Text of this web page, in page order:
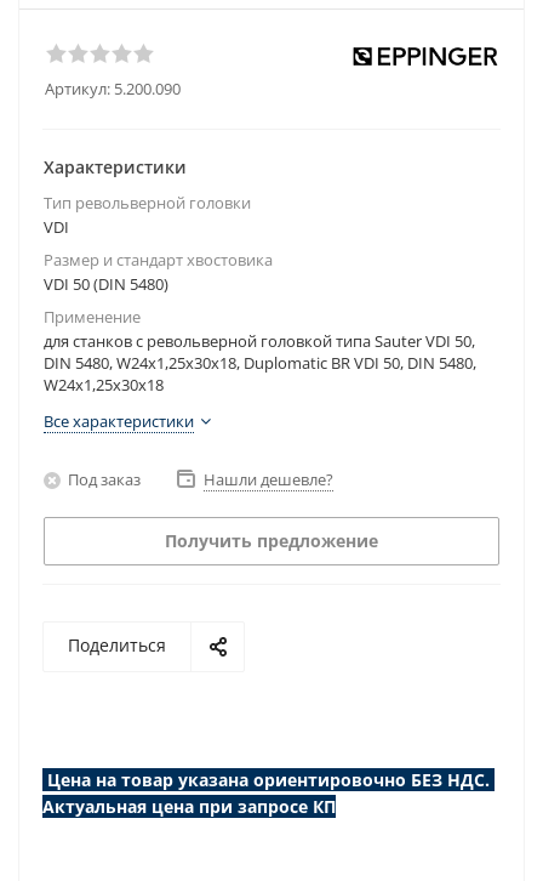
Артикул: 5.200.090
Характеристики
Тип револьверной головки
VDI
Размер и стандарт хвостовика
VDI 50 (DIN 5480)
Применение
для станков с револьверной головкой типа Sauter VDI 50,
DIN 5480, W24x1,25x30x18, Duplomatic BR VDI 50, DIN 5480,
W24x1,25x30x18
Все характеристики
Под заказ Нашли дешевле?
Получить предложение
Поделиться
Цена на товар указана ориентировочно БЕЗ НДС.
Актуальная цена при запросе КП